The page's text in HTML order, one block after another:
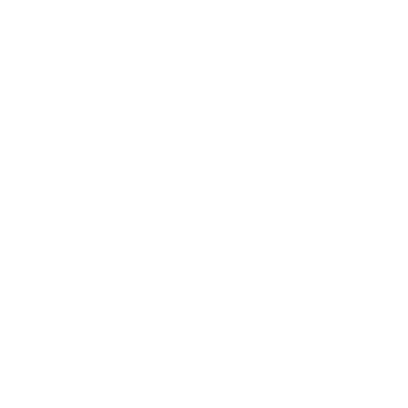
. __ Agora temos que sair daqui.- Arrastando
humanos ,era a única condição que seu líder lhe
e frágil acrescento baixinho . __ Foi isso que eu